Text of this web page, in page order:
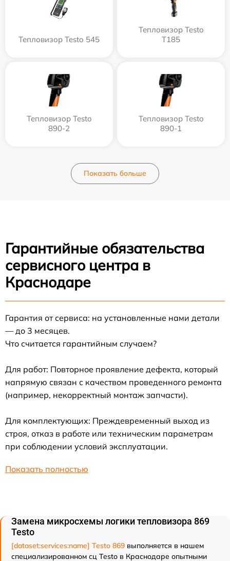
Тепловизор Testo 545
Тепловизор Testo
T185
Тепловизор Testo
890-2
Тепловизор Testo
890-1
Показать больше
Гарантийные обязательства
сервисного центра в
Краснодаре
Гарантия от сервиса: на установленные нами детали
— до 3 месяцев.
Что считается гарантийным случаем?
Для работ: Повторное проявление дефекта, который
напрямую связан с качеством проведенного ремонта
(например, некорректный монтаж запчасти).
Для комплектующих: Преждевременный выход из
строя, отказ в работе или техническим параметрам
при соблюдении условий эксплуатации.
Показать полностью
Замена микросхемы логики тепловизора 869
Testo
[dataset:services:name] Testo 869 выполняется в нашем
специализированном сц Testo в Краснодаре опытными